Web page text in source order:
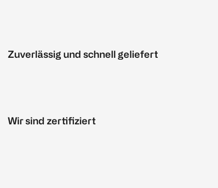
Zuverlässig und schnell geliefert
Wir sind zertifiziert